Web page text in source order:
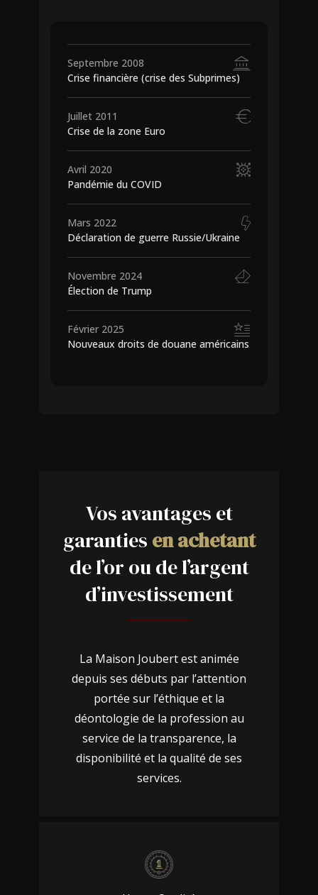
690 €
Septembre 2008
Crise financière (crise des Subprimes)
Juillet 2011
Crise de la zone Euro
Avril 2020
Pandémie du COVID
Mars 2022
Déclaration de guerre Russie/Ukraine
Novembre 2024
Élection de Trump
Février 2025
Nouveaux droits de douane américains
Vos avantages et
garanties en achetant
de l’or ou de l’argent
d’investissement
La Maison Joubert est animée
depuis ses débuts par l’attention
portée sur l’éthique et la
déontologie de la profession au
service de la transparence, la
disponibilité et la qualité de ses
services.